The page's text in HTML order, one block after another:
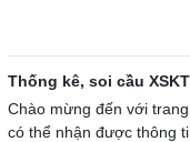
Thống kê, soi cầu
Chào mừng đến với trang
có thể nhận được thông